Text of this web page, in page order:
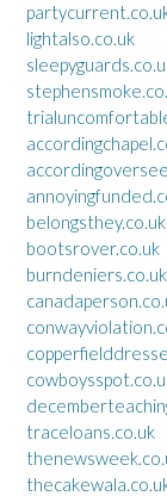
lightalso.co.uk
belongsthey.co.uk
bootsrover.co.uk
burndeniers.co.uk
traceloans.co.uk